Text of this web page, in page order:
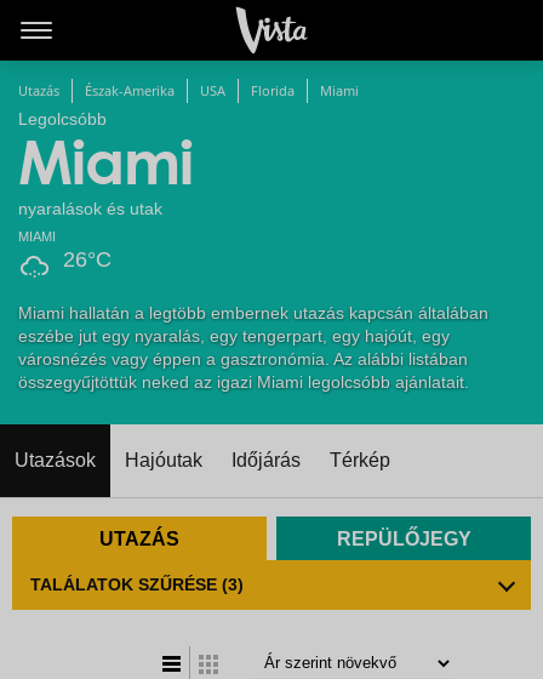
Utazás Észak-Amerika USA Florida Miami
Legolcsóbb
Miami
nyaralások és utak
26°C
MIAMI
Miami hallatán a legtöbb embernek utazás kapcsán általában
eszébe jut egy nyaralás, egy tengerpart, egy hajóút, egy
városnézés vagy éppen a gasztronómia. Az alábbi listában
összegyűjtöttük neked az igazi Miami legolcsóbb ajánlatait.
Utazások Hajóutak Időjárás Térkép
UTAZÁS REPÜLŐJEGY
TALÁLATOK SZŰRÉSE (3)